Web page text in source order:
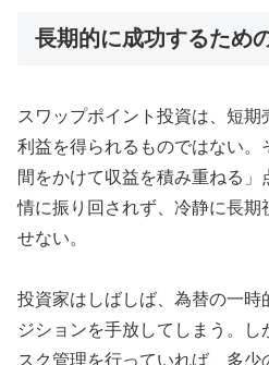
長期的に成功するため
スワップポイント投資は、短
利益を得られるものではない
間をかけて収益を積み重ねる
情に振り回されず、冷静に長
せない。
投資家はしばしば、為替の一時
ジションを手放してしまう。し
スク管理を行っていれば、多少